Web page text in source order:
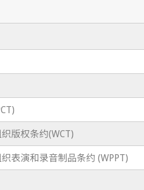
版权条约(WCT)
表演和录音制品条约 (WPPT)